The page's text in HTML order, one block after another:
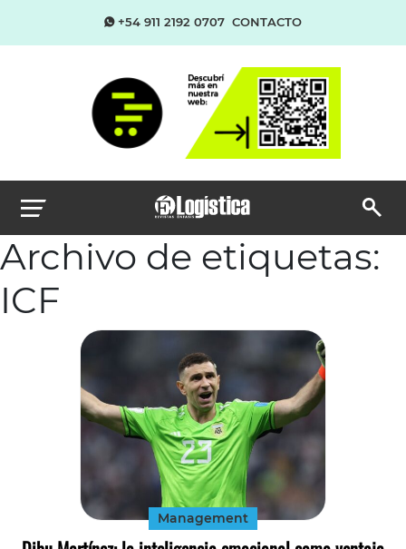
+54 911 2192 0707 CONTACTO
Archivo de etiquetas:
ICF
Management